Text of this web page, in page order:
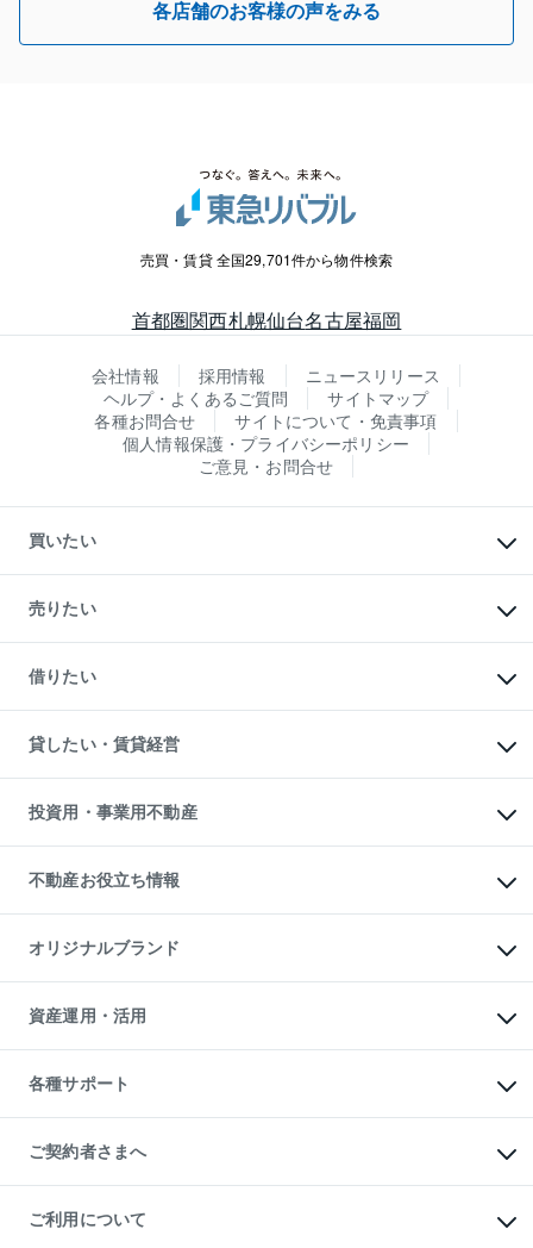
各店舗のお客様の声をみる
売買・賃貸 全国29,701件から物件検索
首都圏関西札幌仙台名古屋福岡
会社情報 採用情報
ニュースリリース
ヘルプ・よくあるご質問
サイトマップ
各種お問合せ
サイトについて・免責事項
個人情報保護・プライバシーポリシー
ご意見・お問合せ
買いたい
新築・分譲マンションの購入
中古マンションの購入
一戸建ての購入
中古一戸建ての購入
不動産購入の流れ
注目キーワード物件特集
購入ガイド
English 繁体中文簡体中文
売りたい
一戸建ての売却・査定
土地の売却・査定
スピードAI査定
不動産査定について
不動産売却の流れ
不動産買換えの流れ
売却ガイド
借りたい
オフィス・店舗の賃貸
借りるときの流れ
借りるガイド
貸したい・賃貸経営
マンション賃料データ
賃貸管理プラン
リロケーションについて
貸すガイド
投資用・事業用不動産
事業用不動産
マンション投資
投資用マンション
アパート経営
収益物件
ビル購入（ビル一棟）
投資用不動産の売却査定
事業用不動産の売却査定
不動産お役立ち情報
マンションライブラリー
人気マンションランキング
暮らしに役立つ不動産メディア
不動産相場・不動産価格情報
不動産コラム・ニュース
不動産用語集
不動産なんでもネット相談室
住まいの税金
オリジナルブランド
一棟リノベーションマンション
L`GENTE（ルジェンテ）
区分リノベーションマンション
投資用一棟レジデンスWELL
不動産小口投資
LEGACIA（レガシア）
資産運用・活用
不動産M&A
アセットマネジメント・出資
各種サポート
相続サポート
リフォームサポート
ご契約者さまへ
ご紹介・再契約特典
入居者様専用-各種ご案内（賃貸）
ご利用について